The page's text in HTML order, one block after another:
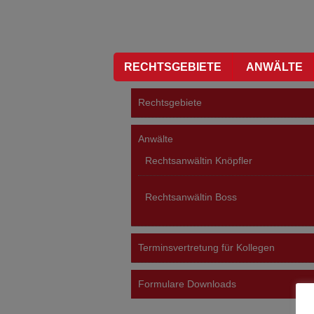
RECHTSGEBIETE ANWÄLTE
Rechtsgebiete
Anwälte
Rechtsanwältin Knöpfler
Rechtsanwältin Boss
Terminsvertretung für Kollegen
Formulare Downloads